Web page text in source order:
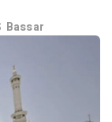
Bassar